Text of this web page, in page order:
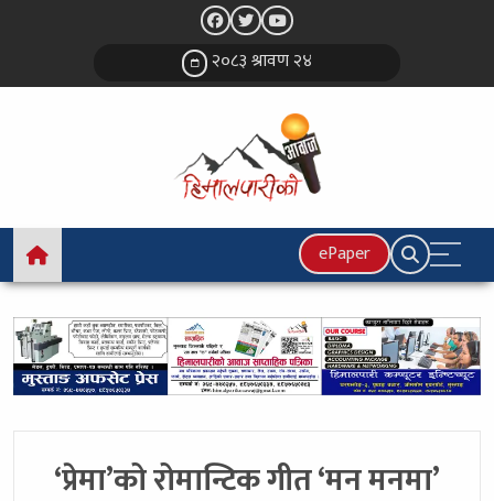
२०८३ श्रावण २४
ePaper
‘प्रेमा’को रोमान्टिक गीत ‘मन मनमा’